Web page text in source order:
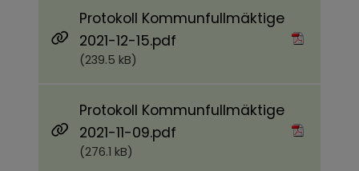
Protokoll Kommunfullmäktige
2021-12-15.pdf
(239.5 kB)
Protokoll Kommunfullmäktige
2021-11-09.pdf
(276.1 kB)